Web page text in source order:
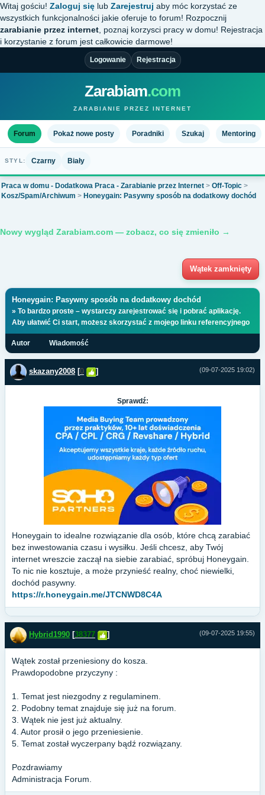
Witaj gościu! Zaloguj się lub Zarejestruj aby móc korzystać ze
wszystkich funkcjonalności jakie oferuje to forum! Rozpocznij
zarabianie przez internet , poznaj korzysci pracy w domu! Rejestracja
i korzystanie z forum jest całkowicie darmowe!
Logowanie Rejestracja
Zarabiam.com
ZARABIANIE PRZEZ INTERNET
Forum Pokaż nowe posty Poradniki Szukaj Mentoring
STYL: Czarny Biały
Praca w domu - Dodatkowa Praca - Zarabianie przez Internet > Off-Topic >
Kosz/Spam/Archiwum > Honeygain: Pasywny sposób na dodatkowy dochód
Nowy wygląd Zarabiam.com — zobacz, co się zmieniło →
Wątek zamknięty
Honeygain: Pasywny sposób na dodatkowy dochód
» To bardzo proste – wystarczy zarejestrować się i pobrać aplikację.
Aby ułatwić Ci start, możesz skorzystać z mojego linku referencyjnego
Autor Wiadomość
(09-07-2025 19:02)
skazany2008 [0 ]
Sprawdź:
Honeygain to idealne rozwiązanie dla osób, które chcą zarabiać
bez inwestowania czasu i wysiłku. Jeśli chcesz, aby Twój
internet wreszcie zaczął na siebie zarabiać, spróbuj Honeygain.
To nic nie kosztuje, a może przynieść realny, choć niewielki,
dochód pasywny.
https://r.honeygain.me/JTCNWD8C4A
(09-07-2025 19:55)
Hybrid1990 [38377 ]
Wątek został przeniesiony do kosza.
Prawdopodobne przyczyny :
1. Temat jest niezgodny z regulaminem.
2. Podobny temat znajduje się już na forum.
3. Wątek nie jest już aktualny.
4. Autor prosił o jego przeniesienie.
5. Temat został wyczerpany bądź rozwiązany.
Pozdrawiamy
Administracja Forum.